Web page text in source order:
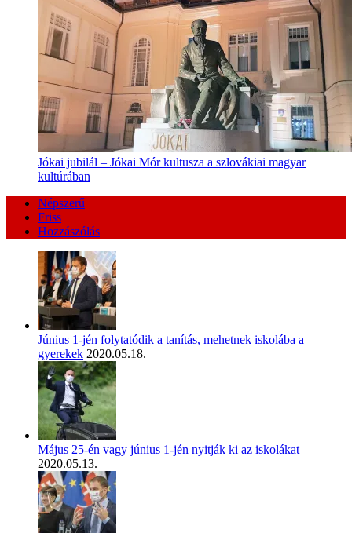
Jókai jubilál – Jókai Mór kultusza a szlovákiai magyar
kultúrában
Népszerű
Friss
Hozzászólás
Június 1-jén folytatódik a tanítás, mehetnek iskolába a
gyerekek 2020.05.18.
Május 25-én vagy június 1-jén nyitják ki az iskolákat
2020.05.13.